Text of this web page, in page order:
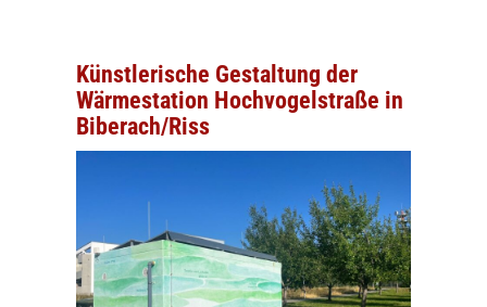
Künstlerische Gestaltung der
Wärmestation Hochvogelstraße in
Biberach/Riss